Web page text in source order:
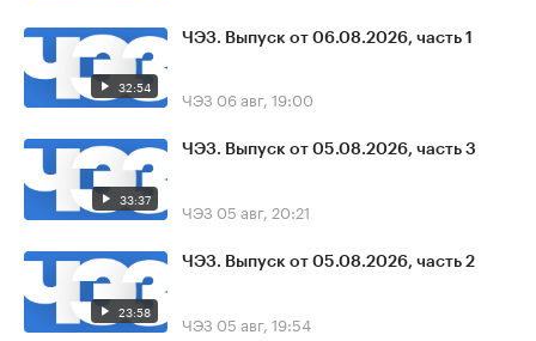
32:54
ЧЭЗ. Выпуск от 06.08.2026, часть 1
ЧЭЗ 06 авг, 19:00
33:37
ЧЭЗ. Выпуск от 05.08.2026, часть 3
ЧЭЗ 05 авг, 20:21
23:58
ЧЭЗ. Выпуск от 05.08.2026, часть 2
ЧЭЗ 05 авг, 19:54